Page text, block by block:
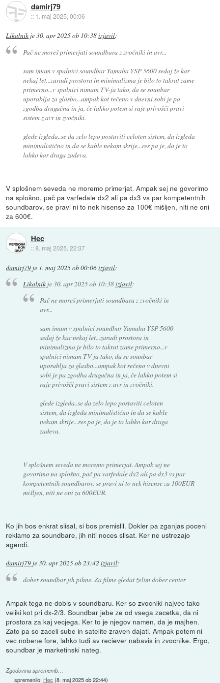
damirj79
:: 1. maj 2025, 00:06
Likalnik je30. apr 2025 ob 10:38izjavil:
Pač ne moreš primerjati soundbara z zvočniki in avr...
sam imam v spalnici soundbar Yamaha YSP 5600 sedaj že kar
nekaj let...zaradi prostora in minimalizma je bilo to takrat zame
primerno...v spalnici nimam TV-ja tako, da se sounbar
uporablja za glasbo...ampak kot rečeno v dnevni sobi je pa
zgodba drugačna in ja, če lahko potem si raje privošči pravi
sistem z avr in zvočniki.
glede izgleda..se da zelo lepo postaviti celoten sistem, da izgleda
minimalistično in da se kable nekam skrije...res pa je, da je to
lahko kar draga zadeva.
V splošnem seveda ne moremo primerjat. Ampak sej ne govorimo
na splošno, pač pa varfedale dx2 ali pa dx3 vs par kompetentnih
soundbarov, se pravi ni to nek hisense za 100€ mišljen, niti ne oni
za 600€.
Hec
::8. maj 2025, 22:37
damirj79 je 1. maj 2025 ob 00:06izjavil:
Likalnikje30. apr 2025 ob 10:38izjavil:
Pač ne moreš primerjati soundbara z zvočniki in
avr...
sam imam v spalnici soundbar Yamaha YSP 5600
sedaj že kar nekaj let...zaradi prostora in
minimalizma je bilo to takrat zame primerno...v
spalnici nimam TV-ja tako, da se sounbar
uporablja za glasbo...ampak kot rečeno v dnevni
sobi je pa zgodba drugačna in ja, če lahko potem si
raje privošči pravi sistem z avr in zvočniki.
glede izgleda..se da zelo lepo postaviti celoten
sistem, da izgleda minimalistično in da se kable
nekam skrije...res pa je, da je to lahko kar draga
zadeva.
V splošnem seveda ne moremo primerjat. Ampak sej ne
govorimo na splošno, pač pa varfedale dx2 ali pa dx3 vs par
kompetentnih soundbarov, se pravi ni to nek hisense za 100EUR
mišljen, niti ne oni za 600EUR.
Ko jih bos enkrat slisal, si bos premislil. Dokler pa zganjas poceni
reklamo za soundbare, jih niti noces slisat. Ker ne ustrezajo
agendi.
damirj79 je30. apr 2025 ob 23:42 izjavil:
dober soundbar jih pihne. Za filme gledat želim dober center
Ampak tega ne dobis v soundbaru. Ker so zvocniki najvec tako
veliki kot pri dx-2/3. Soundbar jebe ze od vsega zacetka, da ni
prostora za kaj vecjega. Ker to je njegov namen, da je majhen.
Zato pa so zaceli sube in satelite zraven dajati. Ampak potem ni
vec nobene fore, lahko tudi av reciever nabavis in zvocnike. Ergo,
soundbar je marketinski nateg.
Zgodovina sprememb…
spremenilo: Hec (8. maj 2025 ob 22:44)